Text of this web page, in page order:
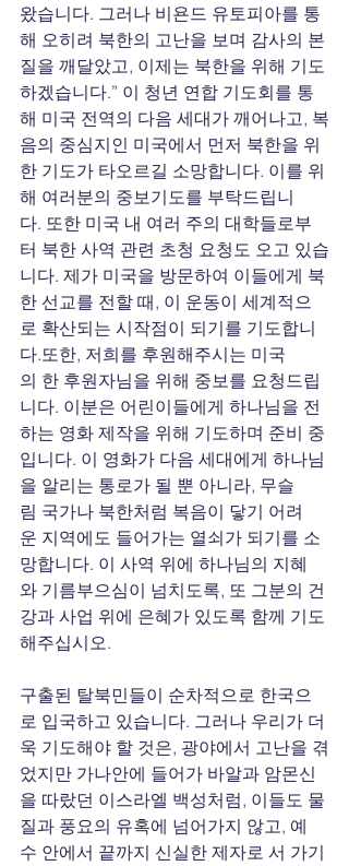
왔습니다. 그러나 비욘드 유토피아를 통
해 오히려 북한의 고난을 보며 감사의 본
질을 깨달았고, 이제는 북한을 위해 기도
하겠습니다.” 이 청년 연합 기도회를 통
해 미국 전역의 다음 세대가 깨어나고, 복
음의 중심지인 미국에서 먼저 북한을 위
한 기도가 타오르길 소망합니다. 이를 위
해 여러분의 중보기도를 부탁드립니
다. 또한 미국 내 여러 주의 대학들로부
터 북한 사역 관련 초청 요청도 오고 있습
니다. 제가 미국을 방문하여 이들에게 북
한 선교를 전할 때, 이 운동이 세계적으
로 확산되는 시작점이 되기를 기도합니
다.또한, 저희를 후원해주시는 미국
의 한 후원자님을 위해 중보를 요청드립
니다. 이분은 어린이들에게 하나님을 전
하는 영화 제작을 위해 기도하며 준비 중
입니다. 이 영화가 다음 세대에게 하나님
을 알리는 통로가 될 뿐 아니라, 무슬
림 국가나 북한처럼 복음이 닿기 어려
운 지역에도 들어가는 열쇠가 되기를 소
망합니다. 이 사역 위에 하나님의 지혜
와 기름부으심이 넘치도록, 또 그분의 건
강과 사업 위에 은혜가 있도록 함께 기도
해주십시오.
구출된 탈북민들이 순차적으로 한국으
로 입국하고 있습니다. 그러나 우리가 더
욱 기도해야 할 것은, 광야에서 고난을 겪
었지만 가나안에 들어가 바알과 암몬신
을 따랐던 이스라엘 백성처럼, 이들도 물
질과 풍요의 유혹에 넘어가지 않고, 예
수 안에서 끝까지 신실한 제자로 서 가기